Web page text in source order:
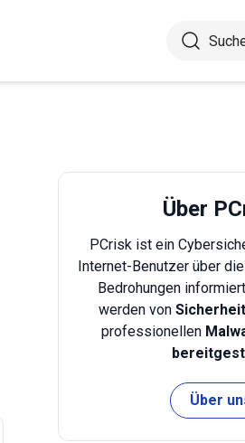
Über
PCrisk ist ein
Internet-Benutzer über
Bedrohungen
werden von
professionellen
Über